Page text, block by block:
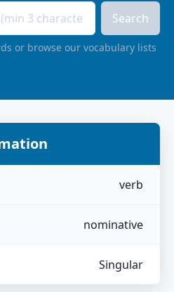
Search
or browse our vocabulary lists
verb
nominative
Singular